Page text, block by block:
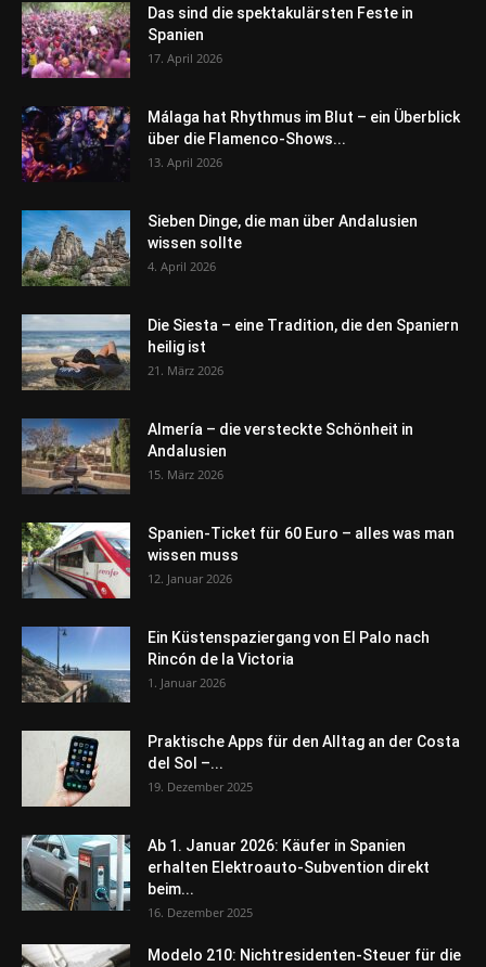
Das sind die spektakulärsten Feste in
Spanien
17. April 2026
Málaga hat Rhythmus im Blut – ein Überblick
über die Flamenco-Shows...
13. April 2026
Sieben Dinge, die man über Andalusien
wissen sollte
4. April 2026
Die Siesta – eine Tradition, die den Spaniern
heilig ist
21. März 2026
Almería – die versteckte Schönheit in
Andalusien
15. März 2026
Spanien-Ticket für 60 Euro – alles was man
wissen muss
12. Januar 2026
Ein Küstenspaziergang von El Palo nach
Rincón de la Victoria
1. Januar 2026
Praktische Apps für den Alltag an der Costa
del Sol –...
19. Dezember 2025
Ab 1. Januar 2026: Käufer in Spanien
erhalten Elektroauto-Subvention direkt
beim...
16. Dezember 2025
Modelo 210: Nichtresidenten-Steuer für die